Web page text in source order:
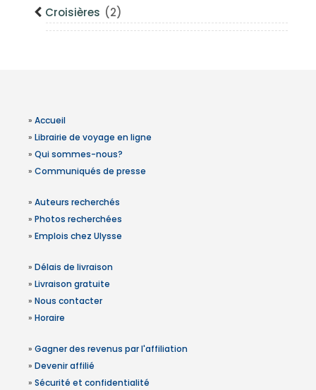
Croisières (2)
» Accueil
» Librairie de voyage en ligne
» Qui sommes-nous?
» Communiqués de presse
» Auteurs recherchés
» Photos recherchées
» Emplois chez Ulysse
» Délais de livraison
» Livraison gratuite
» Nous contacter
» Horaire
» Gagner des revenus par l'affiliation
» Devenir affilié
» Sécurité et confidentialité